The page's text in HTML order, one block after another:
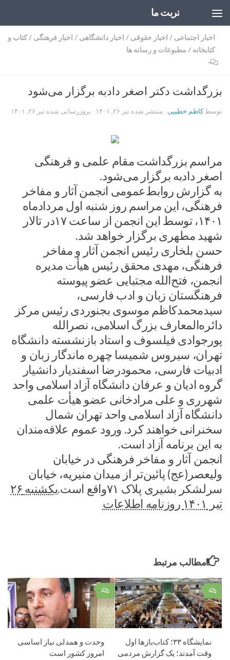
تربت ما
اخبار اجتماعی / اخبار حقوقی / اخبار دانشگاهی / اخبار فرهنگی /کتاب و
کتابخانه / مطبوعات و رسانه ها
۰
بزرگداشت دکتر اصغر دادبه برگزار می‌شود
توسطکاظم خطیبی · منتشر شده تیر ۲۶, ۱۴۰۱ · بروزرسانی شده تیر ۲۶, ۱۴۰۱
مراسم بزرگداشت مقام علمی و فرهنگی
اصغر دادبه برگزار می‌شود.
به گزارش روابط‌عمومی انجمن آثار و مفاخر
فرهنگی، این مراسم روز شنبه اول مردادماه
۱۴۰۱، توسط این انجمن از ساعت ۱۷در تالار
شهید مطهری برگزار خواهد شد.
حسن بلخاری رئیس انجمن آثار و مفاخر
فرهنگی، مهدی محقق رئیس هیأت مدیره
انجمن، فتح‌الله مجتبایی عضو پیوسته
فرهنگستان زبان و ادب فارسی،
سیدمحمدکاظم موسوی بجنوردی رئیس مرکز
دائره‌المعارف بزرگ اسلامی، نصرالله
پورجوادی فیلسوف و استاد بازنشسته دانشگاه
تهران، سیروس شمیسا چهره ماندگار زبان و
ادبیات فارسی، محمودرضا اسفندیار دانشیار
گروه ادیان و عرفان دانشگاه آزاد اسلامی واحد
شهرری و علی مرادخانی عضو هیأت علمی
دانشگاه آزاد اسلامی واحد تهران شمال
سخنرانی خواهند کرد. ورود عموم علاقه‌مندان
به این برنامه آزاد است.
انجمن آثار و مفاخر فرهنگی در خیابان
ولیعصر(عج) پائین‌تر از میدان منیریه، خیابان
سرلشکر بشیری پلاک ۷۱واقع است.
یکشنبه ۲۶
تیر ۱۴۰۱ روزنامه اطلاعات
مطالب مرتبط
۰
وحدت و همدلی نیاز اساسی
امروز کشور است
۰
نمایشگاه ۳۳؛ کتاب‌بازها اول
وقت آمدند؛ یک گزارش مردمی